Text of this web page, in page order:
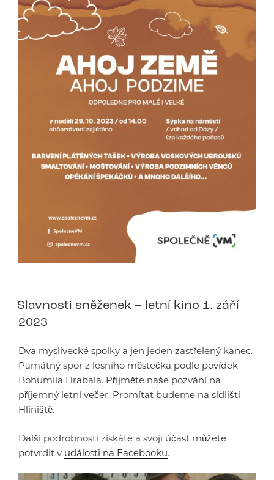
Slavnosti sněženek – letní kino 1. září
2023
Dva myslivecké spolky a jen jeden zastřelený kanec.
Památný spor z lesního městečka podle povídek
Bohumila Hrabala. Přijměte naše pozvání na
příjemný letní večer. Promítat budeme na sídlišti
Hliniště.
Další podrobnosti získáte a svoji účast můžete
potvrdit v události na Facebooku.